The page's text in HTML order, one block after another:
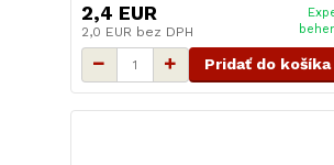
2,4 EUR
2,0 EUR bez DPH
Pridať do košíka